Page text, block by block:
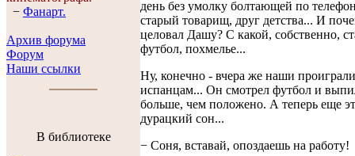
− Фанарт.
Архив форума
Форум
Наши ссылки
В библиотеке
день без умолку болтающей по
старый товарищ, друг детства... И
целовал Дашу? С какой, собственно,
футбол, похмелье...
Ну, конечно - вчера же наши проиграли
испанцам... Он смотрел футбол и
больше, чем положено. А теперь еще
дурацкий сон...
− Соня, вставай, опоздаешь на работу!